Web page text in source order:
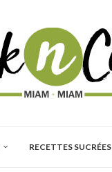
RECETTES SUCRÉES